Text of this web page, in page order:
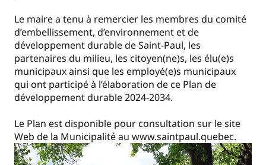
Le maire a tenu à remercier les membres du comité
d’embellissement, d’environnement et de
développement durable de Saint-Paul, les
partenaires du milieu, les citoyen(ne)s, les élu(e)s
municipaux ainsi que les employé(e)s municipaux
qui ont participé à l’élaboration de ce Plan de
développement durable 2024-2034.
Le Plan est disponible pour consultation sur le site
Web de la Municipalité au www.saintpaul.quebec.